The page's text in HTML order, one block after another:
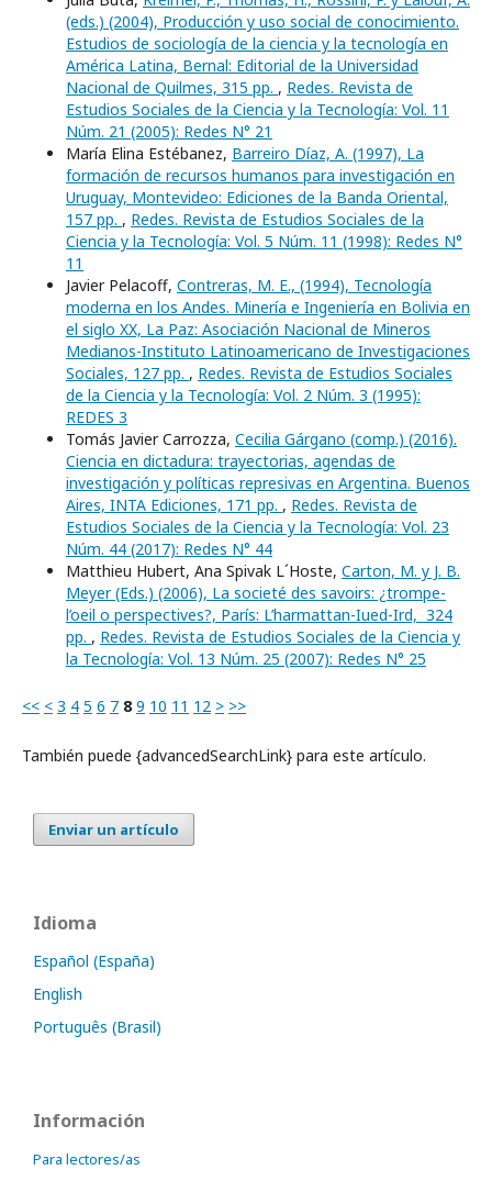
(eds.) (2004), Producción y uso social de conocimiento.
Estudios de sociología de la ciencia y la tecnología en
América Latina, Bernal: Editorial de la Universidad
Nacional de Quilmes, 315 pp. , Redes. Revista de
Estudios Sociales de la Ciencia y la Tecnología: Vol. 11
Núm. 21 (2005): Redes N° 21
María Elina Estébanez, Barreiro Díaz, A. (1997), La
formación de recursos humanos para investigación en
Uruguay, Montevideo: Ediciones de la Banda Oriental,
157 pp. , Redes. Revista de Estudios Sociales de la
Ciencia y la Tecnología: Vol. 5 Núm. 11 (1998): Redes N°
11
Javier Pelacoff, Contreras, M. E., (1994), Tecnología
moderna en los Andes. Minería e Ingeniería en Bolivia en
el siglo XX, La Paz: Asociación Nacional de Mineros
Medianos-Instituto Latinoamericano de Investigaciones
Sociales, 127 pp. , Redes. Revista de Estudios Sociales
de la Ciencia y la Tecnología: Vol. 2 Núm. 3 (1995):
REDES 3
Tomás Javier Carrozza, Cecilia Gárgano (comp.) (2016).
Ciencia en dictadura: trayectorias, agendas de
investigación y políticas represivas en Argentina. Buenos
Aires, INTA Ediciones, 171 pp. , Redes. Revista de
Estudios Sociales de la Ciencia y la Tecnología: Vol. 23
Núm. 44 (2017): Redes N° 44
Matthieu Hubert, Ana Spivak L´Hoste, Carton, M. y J. B.
Meyer (Eds.) (2006), La societé des savoirs: ¿trompe-
l’oeil o perspectives?, París: L’harmattan-Iued-Ird, 324
pp. , Redes. Revista de Estudios Sociales de la Ciencia y
la Tecnología: Vol. 13 Núm. 25 (2007): Redes N° 25
<< < 3 4 5 6 7 8 9 10 11 12 > >>
También puede {advancedSearchLink} para este artículo.
Enviar un artículo
Idioma
Español (España)
English
Português (Brasil)
Información
Para lectores/as